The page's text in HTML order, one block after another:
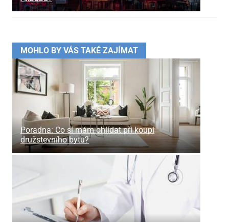
MOHLO BY VÁS TAKÉ ZAJÍMAT
Poradna: Co si mám ohlídat při koupi
družstevního bytu?